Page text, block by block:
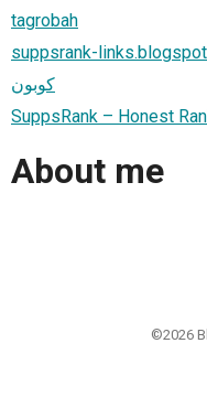
tagrobah
suppsrank-
كوبون
SuppsRank – Honest
About me
©2026